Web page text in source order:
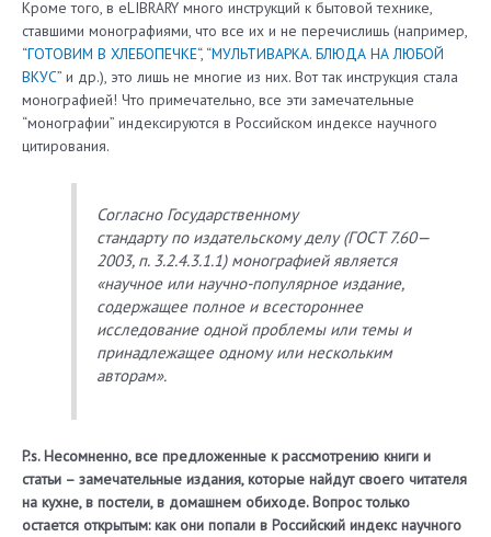
Кроме того, в eLIBRARY много инструкций к бытовой технике,
ставшими монографиями, что все их и не перечислишь (например,
“ГОТОВИМ В ХЛЕБОПЕЧКЕ“, “МУЛЬТИВАРКА. БЛЮДА НА ЛЮБОЙ
ВКУС” и др.), это лишь не многие из них. Вот так инструкция стала
монографией! Что примечательно, все эти замечательные
“монографии” индексируются в Российском индексе научного
цитирования.
Согласно Государственному
стандарту по издательскому делу (ГОСТ 7.60—
2003, п. 3.2.4.3.1.1) монографией является
«научное или научно-популярное издание,
содержащее полное и всестороннее
исследование одной проблемы или темы и
принадлежащее одному или нескольким
авторам».
P.s. Несомненно, все предложенные к рассмотрению книги и
статьи – замечательные издания, которые найдут своего читателя
на кухне, в постели, в домашнем обиходе. Вопрос только
остается открытым: как они попали в Российский индекс научного